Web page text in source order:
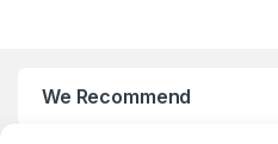
We Recommend